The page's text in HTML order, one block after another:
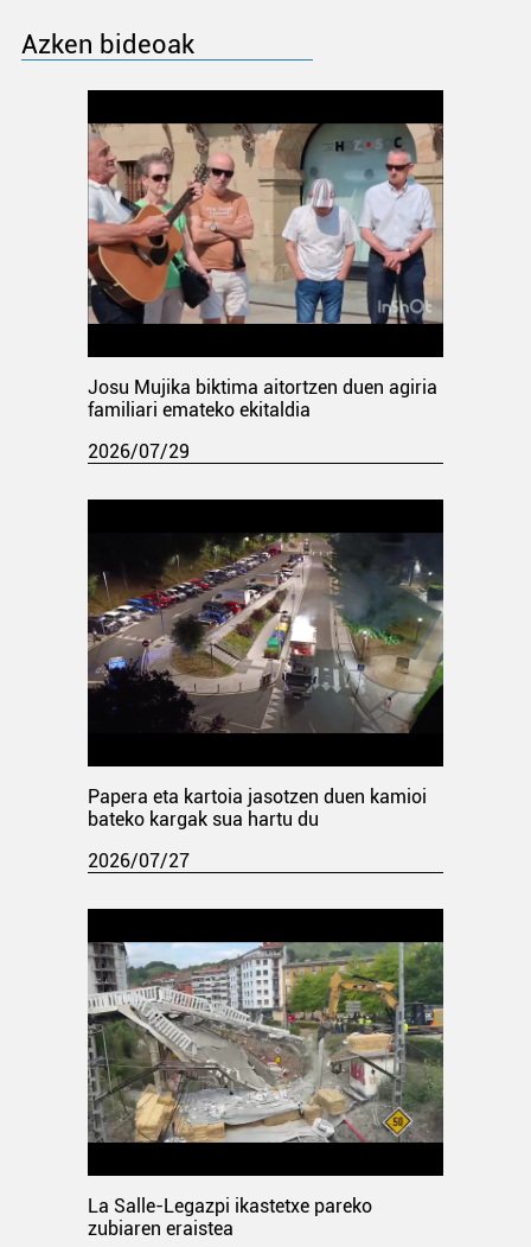
Azken bideoak
Josu Mujika biktima aitortzen duen agiria
familiari emateko ekitaldia
2026/07/29
Papera eta kartoia jasotzen duen kamioi
bateko kargak sua hartu du
2026/07/27
La Salle-Legazpi ikastetxe pareko
zubiaren eraistea